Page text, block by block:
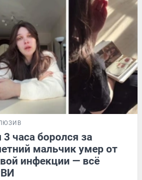
часа боролся за
мальчик умер от
инфекции — всё